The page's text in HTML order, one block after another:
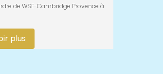
de WSE-Cambridge Provence à
plus